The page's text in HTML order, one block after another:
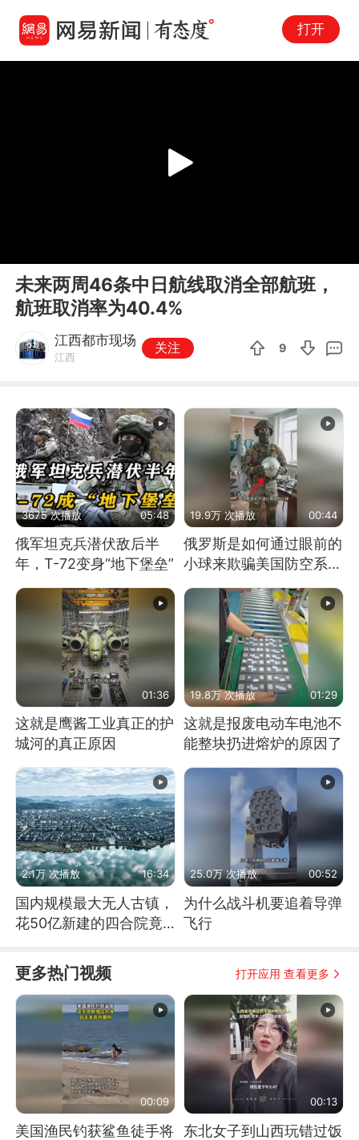
打开
Play
未来两周46条中日航线取消全部航班，
航班取消率为40.4%
江西都市现场
江西
关注 9
3675 次播放 05:48
俄军坦克兵潜伏敌后半
年，T-72变身“地下堡垒”
19.9万 次播放 00:44
俄罗斯是如何通过眼前的
小球来欺骗美国防空系统
的
01:36
这就是鹰酱工业真正的护
城河的真正原因
19.8万 次播放 01:29
这就是报废电动车电池不
能整块扔进熔炉的原因了
2.1万 次播放 16:34
国内规模最大无人古镇，
花50亿新建的四合院竟
25.0万 次播放 00:52
为什么战斗机要追着导弹
飞行
更多热门视频 打开应用 查看更多
00:09
美国渔民钓获鲨鱼徒手将
00:13
东北女子到山西玩错过饭